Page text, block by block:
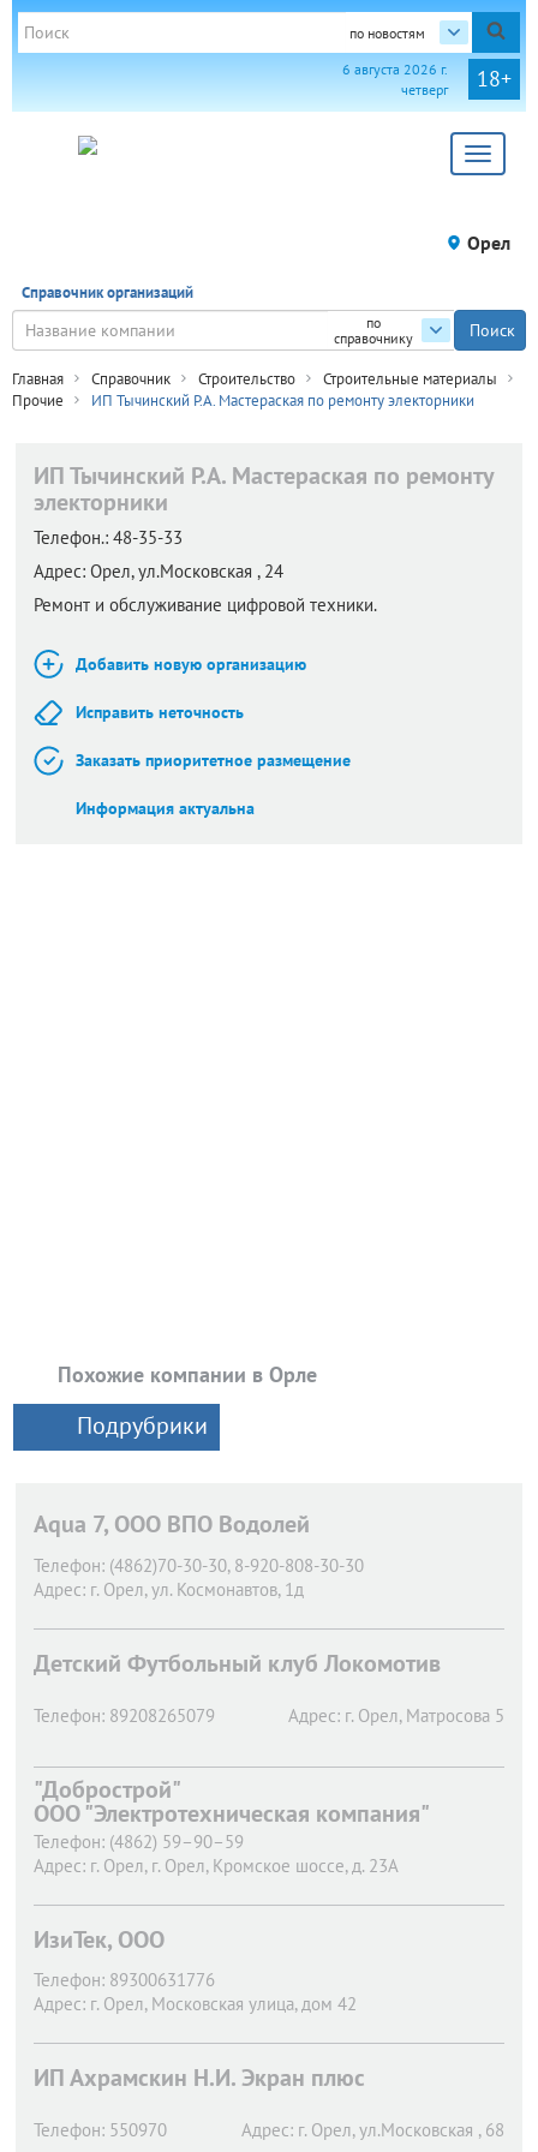
по новостям
18+
6 августа 2026 г.
четверг
Toggle
Орел
Справочник организаций
по
справочнику
Главная Справочник Строительство
Строительные материалы
Прочие
ИП Тычинский Р.А. Мастераская по ремонту электорники
ИП Тычинский Р.А. Мастераская по ремонту
электорники
Телефон.: 48-35-33
Адрес: Орел,ул.Московская , 24
Ремонт и обслуживание цифровой техники.
Добавить новую организацию
Исправить неточность
Заказать приоритетное размещение
Информация актуальна
Похожие компании в Орле
Подрубрики
Aqua 7, ООО ВПО Водолей
Телефон: (4862)70-30-30, 8-920-808-30-30
Адрес: г. Орел, ул. Космонавтов, 1д
Детский Футбольный клуб Локомотив
Телефон: 89208265079 Адрес: г. Орел, Матросова 5
"Добрострой"
ООО "Электротехническая компания"
Телефон: (4862) 59–90–59
Адрес: г. Орел, г. Орел, Кромское шоссе, д. 23А
ИзиТек, ООО
Телефон: 89300631776
Адрес: г. Орел, Московская улица, дом 42
ИП Ахрамскин Н.И. Экран плюс
Телефон: 550970 Адрес: г. Орел, ул.Московская , 68